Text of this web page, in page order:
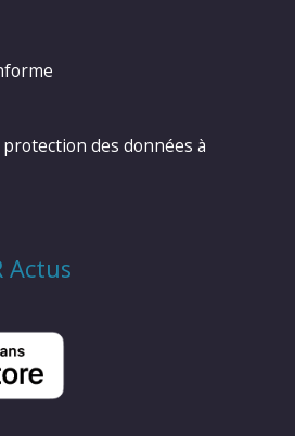
des données à
Actus